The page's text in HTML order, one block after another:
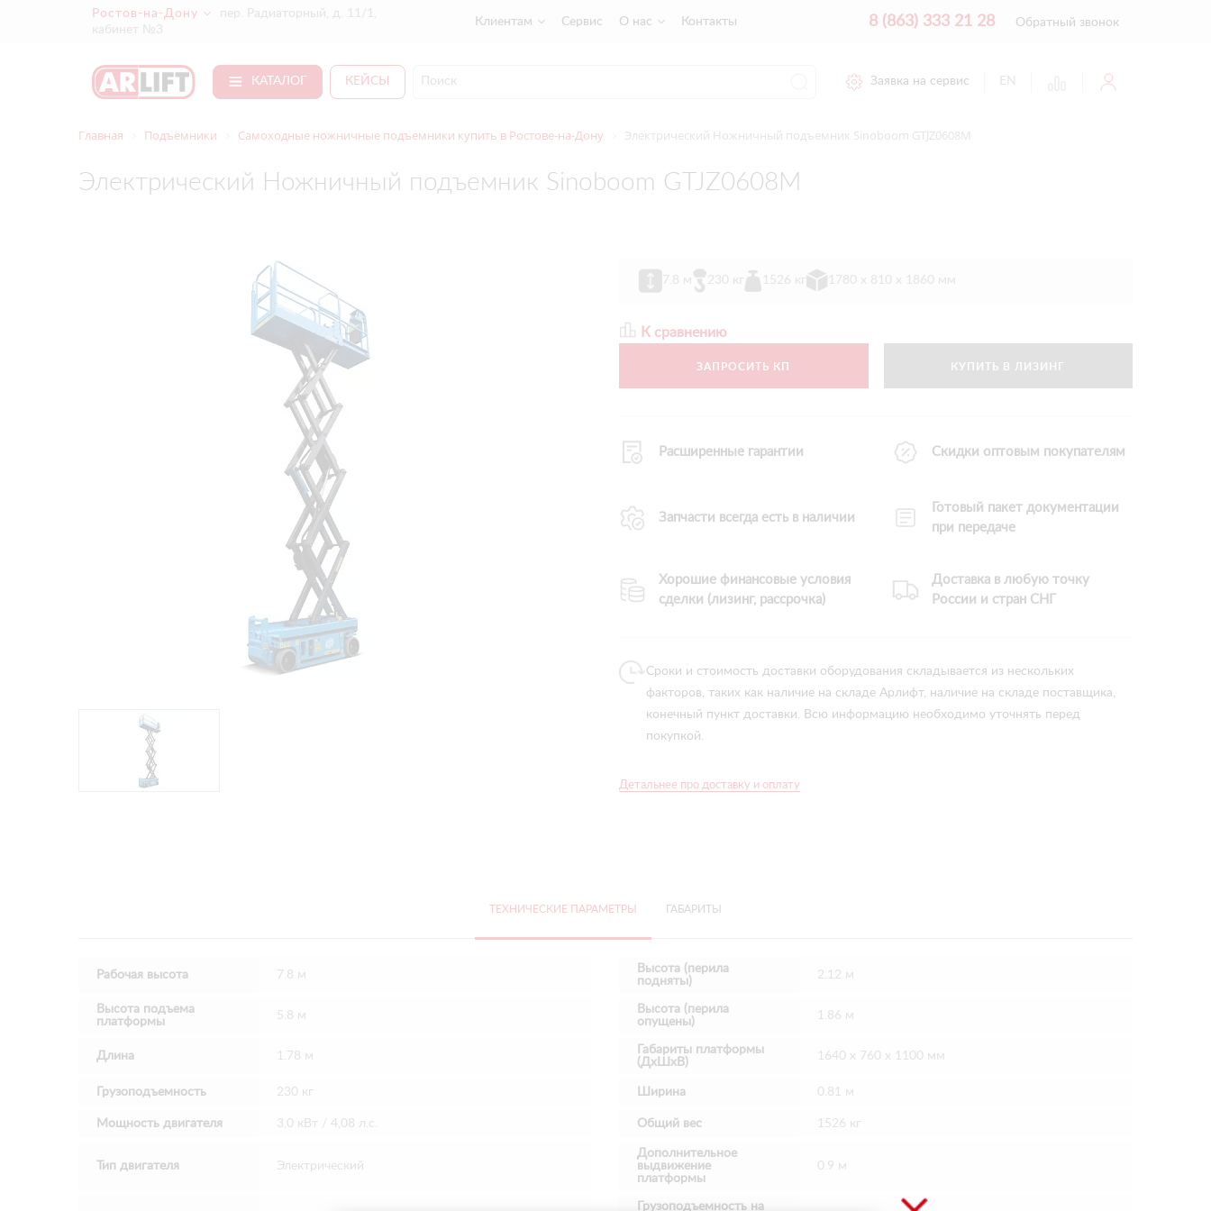
Ростов-на-Дону
пер. Радиаторный, д. 11/1,
кабинет №3
Клиентам Сервис О нас Контакты 8 (863) 333 21 28 Обратный звонок
КАТАЛОГ КЕЙСЫ Заявка на сервис EN
Главная Подъёмники Самоходные ножничные подъемники купить в Ростове-на-Дону Электрический Ножничный подъемник Sinoboom GTJZ0608M
Электрический Ножничный подъемник Sinoboom GTJZ0608M
7.8 м 230 кг 1526 кг 1780 х 810 х 1860 мм
К сравнению
ЗАПРОСИТЬ КП КУПИТЬ В ЛИЗИНГ
Расширенные гарантии Скидки оптовым покупателям
Запчасти всегда есть в наличии
Готовый пакет документации
при передаче
Хорошие финансовые условия
сделки (лизинг, рассрочка)
Доставка в любую точку
России и стран СНГ
Сроки и стоимость доставки оборудования складывается из нескольких
факторов, таких как наличие на складе Арлифт, наличие на складе поставщика,
конечный пункт доставки. Всю информацию необходимо уточнять перед
покупкой.
Детальнее про доставку и оплату
ТЕХНИЧЕСКИЕ ПАРАМЕТРЫ ГАБАРИТЫ
Рабочая высота 7.8 м
Высота (перила
подняты)
2.12 м
Высота подъема
платформы
5.8 м
Высота (перила
опущены)
1.86 м
Длина 1.78 м
Габариты платформы
(ДхШхВ)
1640 х 760 х 1100 мм
Грузоподъемность 230 кг Ширина 0.81 м
Мощность двигателя 3,0 кВт / 4,08 л.с. Общий вес 1526 кг
Тип двигателя Электрический
Дополнительное
выдвижение
платформы
0.9 м
Грузоподъемность на